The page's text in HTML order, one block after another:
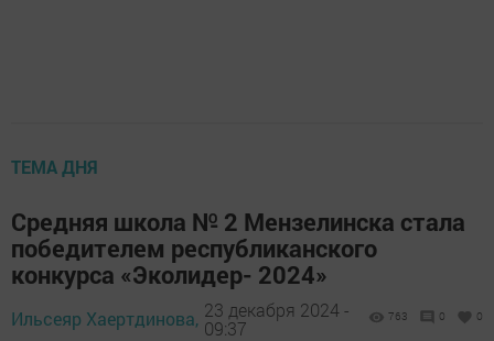
ТЕМА ДНЯ
Средняя школа № 2 Мензелинска стала
победителем республиканского
конкурса «Эколидер- 2024»
Ильсеяр Хаертдинова, 23 декабря 2024 -
09:37
763 0 0